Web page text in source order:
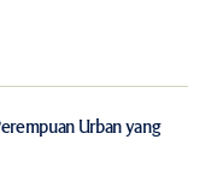
Urban yang